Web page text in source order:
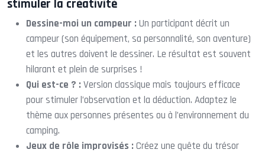
stimuler la créativité
Dessine-moi un campeur : Un participant décrit un
campeur (son équipement, sa personnalité, son aventure)
et les autres doivent le dessiner. Le résultat est souvent
hilarant et plein de surprises !
Qui est-ce ? : Version classique mais toujours efficace
pour stimuler l’observation et la déduction. Adaptez le
thème aux personnes présentes ou à l’environnement du
camping.
Jeux de rôle improvisés : Créez une quête du trésor